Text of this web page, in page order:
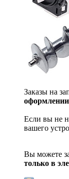
Заказы на
оформлении
Если вы не
вашего
Вы можете
только в